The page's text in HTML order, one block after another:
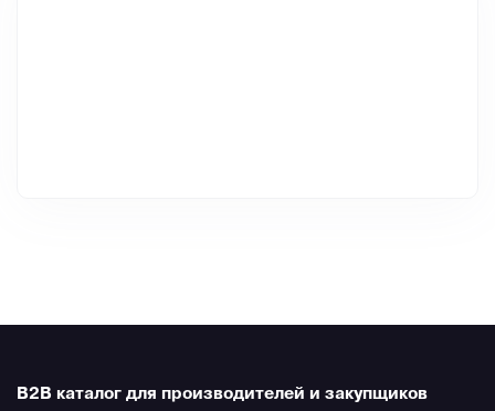
B2B каталог для производителей и закупщиков